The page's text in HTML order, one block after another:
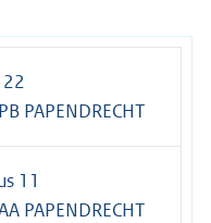
PAPENDRECHT
11
PAPENDRECHT